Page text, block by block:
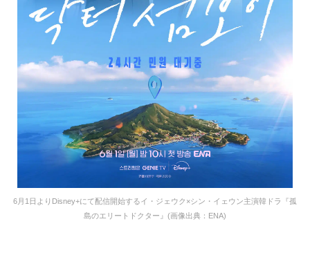
6月1日よりDisney+にて配信開始するイ・ジェウク×シン・イェウン主演韓ドラ『孤
島のエリートドクター』(画像出典：ENA)